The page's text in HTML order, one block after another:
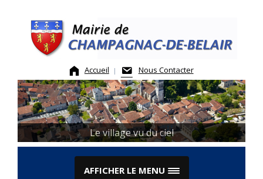
content
Accueil Nous Contacter
Le village vu du ciel
AFFICHER LE MENU